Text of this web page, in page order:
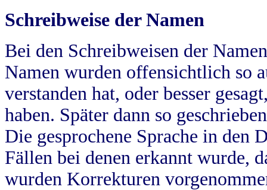
Schreibweise der Namen
Bei den Schreibweisen der
Namen wurden offensichtlich so
verstanden hat, oder besser
haben. Später dann so
Die gesprochene Sprache in
Fällen bei denen erkannt wurde,
wurden Korrekturen